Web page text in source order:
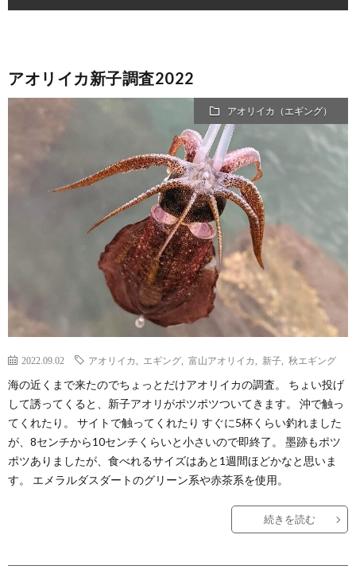
アオリイカ新子調査2022
アオリイカ（エギング）
2022.09.02 アオリイカ エギング 富山アオリイカ 新子 秋エギング
海の近くまで来たのでちょっとだけアオリイカの調査。 ちょい投げ
して誘ってくると、新子アオリがポツポツついてきます。 沖で触っ
てくれたり。 サイトで触ってくれたり すぐに5杯くらい釣れました
が、8センチから10センチくらいと小さいので即終了。 墨跡もポツ
ポツありましたが、食べれるサイズはあと1週間ほどかなと思いま
す。 エメラルダスダートのグリーン系や赤茶系を使用。
続きを読む